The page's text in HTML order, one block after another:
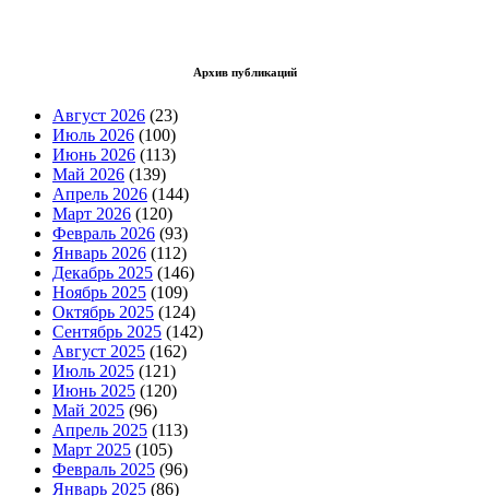
Архив публикаций
Август 2026 (23)
Июль 2026 (100)
Июнь 2026 (113)
Май 2026 (139)
Апрель 2026 (144)
Март 2026 (120)
Февраль 2026 (93)
Январь 2026 (112)
Декабрь 2025 (146)
Ноябрь 2025 (109)
Октябрь 2025 (124)
Сентябрь 2025 (142)
Август 2025 (162)
Июль 2025 (121)
Июнь 2025 (120)
Май 2025 (96)
Апрель 2025 (113)
Март 2025 (105)
Февраль 2025 (96)
Январь 2025 (86)